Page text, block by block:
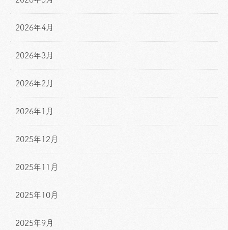
2026年4月
2026年3月
2026年2月
2026年1月
2025年12月
2025年11月
2025年10月
2025年9月